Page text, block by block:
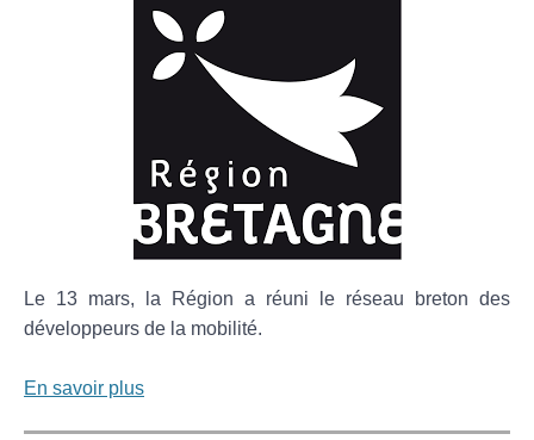
Le 13 mars, la Région a réuni le réseau breton des
développeurs de la mobilité.
En savoir plus